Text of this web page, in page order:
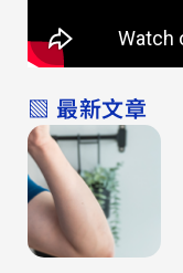
▧ 最新文章